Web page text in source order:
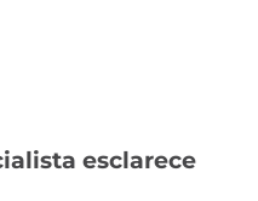
esclarece